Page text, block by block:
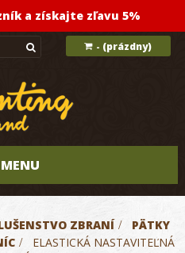
a získajte zľavu 5%
- (prázdny)
MENU
ZBRANÍ >
PÄTKY
>
ELASTICKÁ NASTAVITEĽNÁ